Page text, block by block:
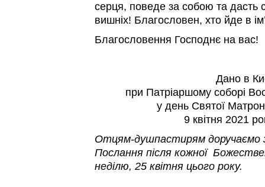
серця, поведе за собою та дасть
вишніх! Благословен, хто йде в
Благословення Господнє на вас!
Дано в
при Патріаршому соборі
у день Святої
9 квітня 2021
Отцям-душпастирям доручаємо
Послання після кожної
неділю, 25 квітня цього року.